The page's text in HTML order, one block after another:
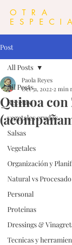
OTRA
Post
All Posts
Recetas
vegetales crudos
Salsas
Vegetales
Organización y
Natural vs Procesado
Personal
Proteinas
Dressings &
Tecnicas y
All Posts
Quinoa
Paola Reyes
Oct 31, 2022 2 min